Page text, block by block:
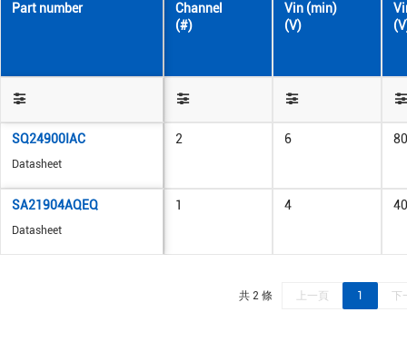
Part number
Channel
(#)
Vin (min)
(V)
SQ24900IAC
Datasheet
2 6 80
SA21904AQEQ
Datasheet
1 4 40
共 2 條 上一頁 1 下